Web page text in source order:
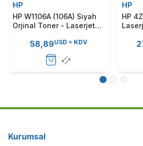
HP
HP W1106A (106A) Siyah
Orjinal Toner - Laserjet
(T11207)A Kutu
58,89USD KDV
HP
HP
Kurumsal